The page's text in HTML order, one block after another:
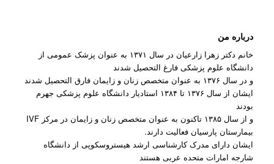
درباره من
خانم دکتر زهرا زارعیان در سال ۱۳۷۱ به عنوان پزشک عمومی از
دانشگاه علوم پزشکی فارغ التحصیل شدند
و در سال ۱۳۷۶ به عنوان متخصص زنان و زایمان فارق التحصیل شدند
ایشان از سال ۱۳۷۶ تا ۱۳۸۴ استادیار دانشگاه علوم پزشکی جهرم
بودند
و از سال ۱۳۸۵ تاکنون به عنوان متخصص زنان و زایمان در مرکز IVF
بیمارستان پارسیان فعالیت دارند.
ایشان دارای مدرک کارشناسی ارشد هیستروسکوپی از دانشگاه
شارجه امارات متحده عربی هستند